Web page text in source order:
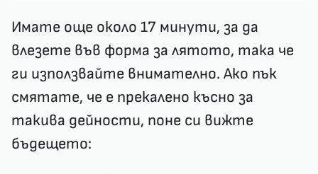
Имате още около 17 минути, за да
влезете във форма за лятото, така че
ги използвайте внимателно. Ако пък
смятате, че е прекалено късно за
такива дейности, поне си вижте
бъдещето: